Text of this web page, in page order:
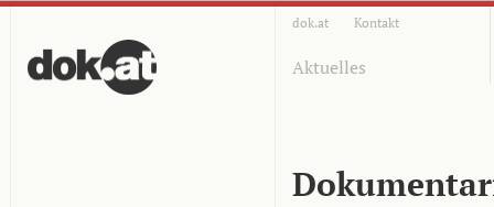
dok.at Kontakt
Aktuelles